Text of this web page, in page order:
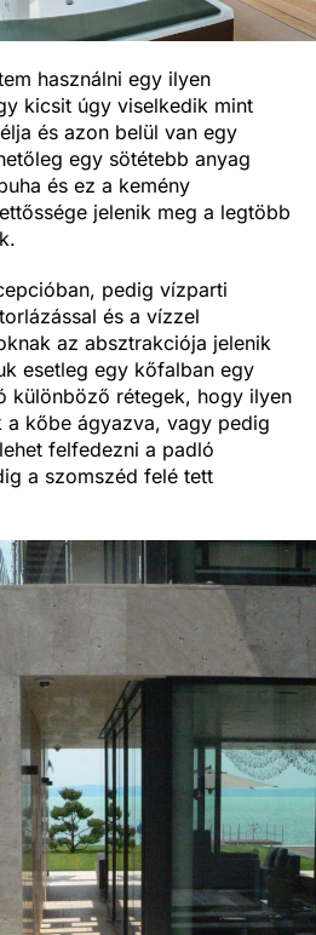
használni egy ilyen
kicsit úgy viselkedik mint
és azon belül van egy
egy sötétebb anyag
és ez a kemény
jelenik meg a legtöbb
pedig vízparti
és a vízzel
az absztrakciója jelenik
esetleg egy kőfalban egy
különböző rétegek, hogy ilyen
kőbe ágyazva, vagy pedig
felfedezni a padló
a szomszéd felé tett